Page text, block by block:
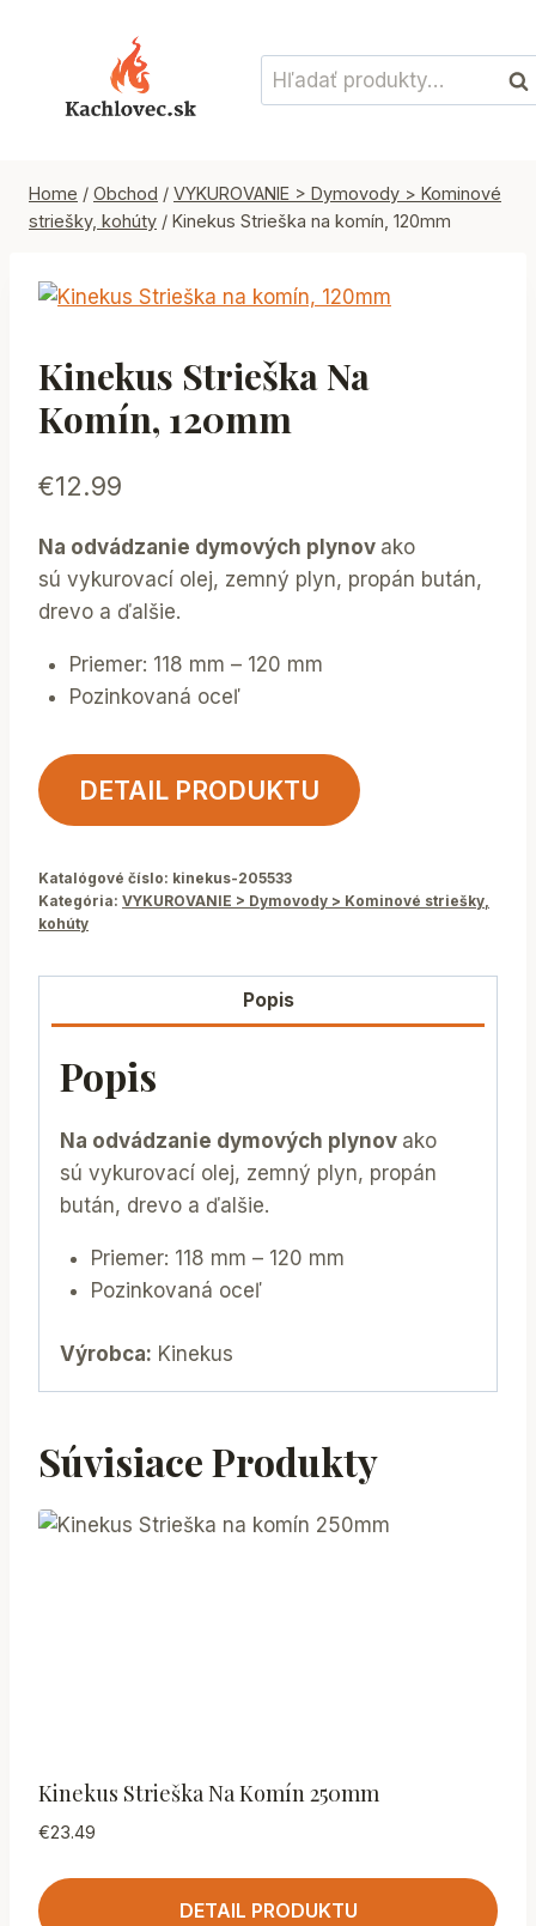
Hľadať:
Home / Obchod / VYKUROVANIE > Dymovody > Kominové
striešky, kohúty / Kinekus Strieška na komín, 120mm
Kinekus Strieška Na
Komín, 120mm
€12.99
Na odvádzanie dymových plynov ako
sú vykurovací olej, zemný plyn, propán bután,
drevo a ďalšie.
Priemer: 118 mm – 120 mm
Pozinkovaná oceľ
DETAIL PRODUKTU
Katalógové číslo: kinekus-205533
Kategória: VYKUROVANIE > Dymovody > Kominové striešky,
kohúty
Popis
Popis
Na odvádzanie dymových plynov ako
sú vykurovací olej, zemný plyn, propán
bután, drevo a ďalšie.
Priemer: 118 mm – 120 mm
Pozinkovaná oceľ
Výrobca: Kinekus
Súvisiace Produkty
Kinekus Strieška Na Komín 250mm
€23.49
DETAIL PRODUKTU